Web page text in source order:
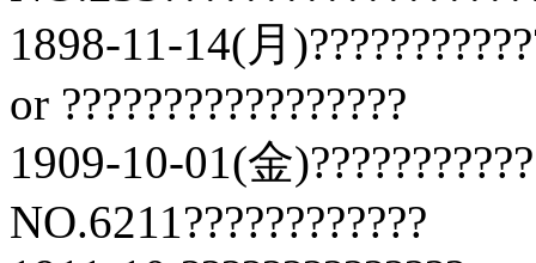
1898-11-14(月
or ?????????????????
1909-10-01(金
NO.6211????????????